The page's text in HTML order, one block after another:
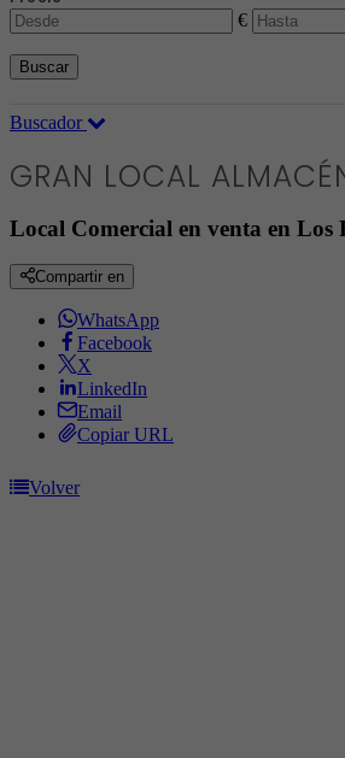
€
Buscar
Buscador
GRAN LOCAL
Local Comercial en venta en
Compartir en
WhatsApp
Facebook
X
LinkedIn
Email
Copiar URL
Volver